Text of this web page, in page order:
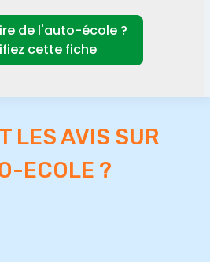
de l'auto-école ?
cette fiche
LES AVIS SUR
ECOLE ?